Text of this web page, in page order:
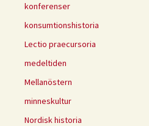
konferenser
konsumtionshistoria
Lectio praecursoria
medeltiden
Mellanöstern
minneskultur
Nordisk historia